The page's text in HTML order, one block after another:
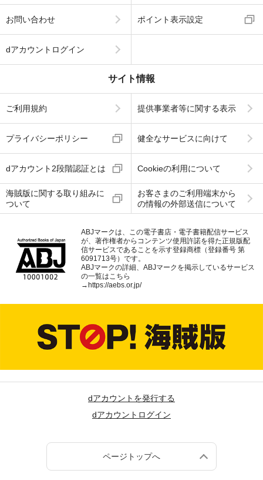
お問い合わせ ポイント表示設定
dアカウントログイン
サイト情報
ご利用規約 提供事業者等に関する表示
プライバシーポリシー 健全なサービスに向けて
dアカウント2段階認証とは Cookieの利用について
海賊版に関する取り組みに
ついて
お客さまのご利用端末から
の情報の外部送信について
ABJマークは、この電子書店・電子書籍配信サービス
が、著作権者からコンテンツ使用許諾を得た正規版配
信サービスであることを示す登録商標（登録番号 第
6091713号）です。
ABJマークの詳細、ABJマークを掲示しているサービス
の一覧はこちら
→ https://aebs.or.jp/
dアカウントを発行する
dアカウントログイン
ページトップへ